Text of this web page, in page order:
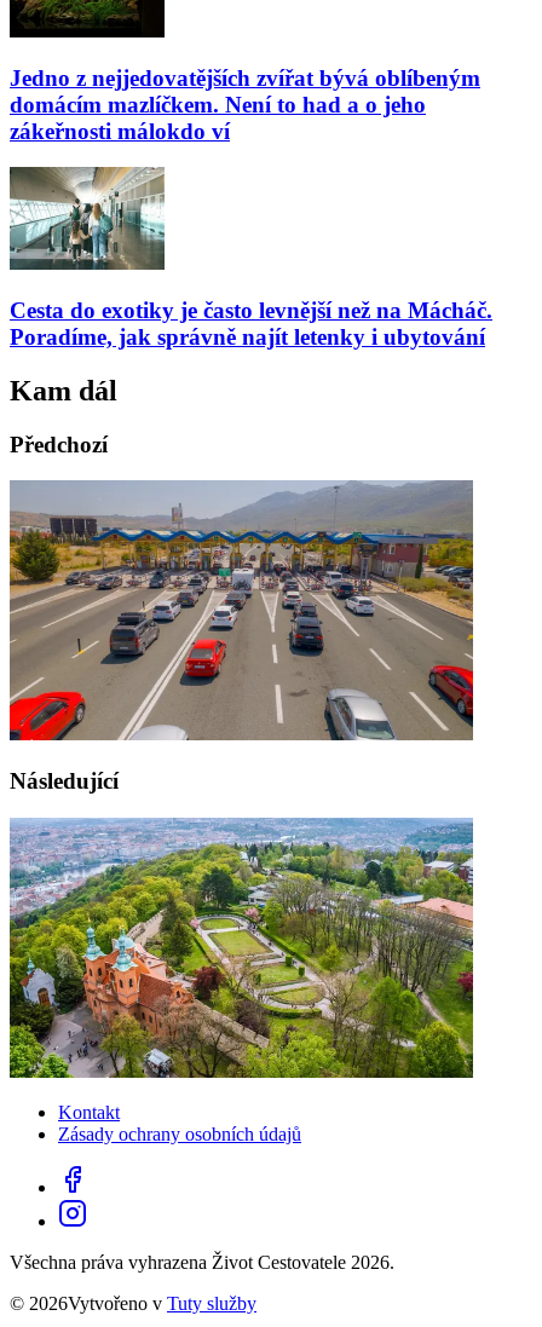
Jedno z nejjedovatějších zvířat bývá oblíbeným
domácím mazlíčkem. Není to had a o jeho
zákeřnosti málokdo ví
Cesta do exotiky je často levnější než na Mácháč.
Poradíme, jak správně najít letenky i ubytování
Kam dál
Předchozí
Následující
Kontakt
Zásady ochrany osobních údajů
Všechna práva vyhrazena Život Cestovatele 2026.
© 2026Vytvořeno v Tuty služby